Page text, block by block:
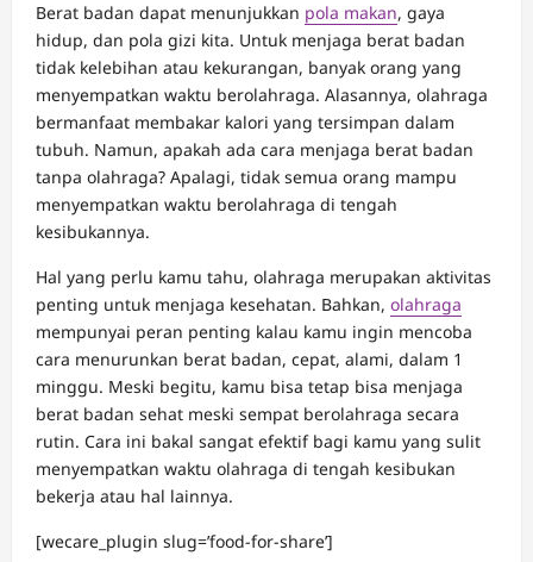
Berat badan dapat menunjukkan pola makan, gaya
hidup, dan pola gizi kita. Untuk menjaga berat badan
tidak kelebihan atau kekurangan, banyak orang yang
menyempatkan waktu berolahraga. Alasannya, olahraga
bermanfaat membakar kalori yang tersimpan dalam
tubuh. Namun, apakah ada cara menjaga berat badan
tanpa olahraga? Apalagi, tidak semua orang mampu
menyempatkan waktu berolahraga di tengah
kesibukannya.
Hal yang perlu kamu tahu, olahraga merupakan aktivitas
penting untuk menjaga kesehatan. Bahkan, olahraga
mempunyai peran penting kalau kamu ingin mencoba
cara menurunkan berat badan, cepat, alami, dalam 1
minggu. Meski begitu, kamu bisa tetap bisa menjaga
berat badan sehat meski sempat berolahraga secara
rutin. Cara ini bakal sangat efektif bagi kamu yang sulit
menyempatkan waktu olahraga di tengah kesibukan
bekerja atau hal lainnya.
[wecare_plugin slug=’food-for-share’]